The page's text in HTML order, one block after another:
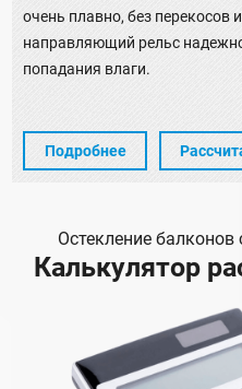
очень плавно, без перекосов
направляющий рельс
попадания влаги.
Подробнее
Остекление
Калькулятор